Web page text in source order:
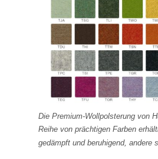
Die Premium-Wollpolsterung von
Reihe von prächtigen Farben
gedämpft und beruhigend, andere